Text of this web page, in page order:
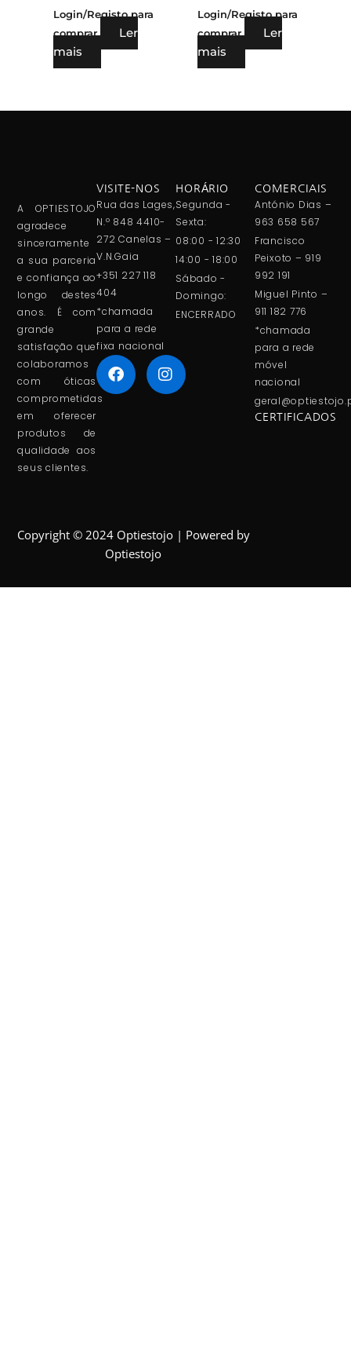
Login/Registo para
comprar
Ler
mais
Login/Registo para
comprar
Ler
mais
A OPTIESTOJO
agradece
sinceramente
a sua parceria
e confiança ao
longo destes
anos. É com
grande
satisfação que
colaboramos
com óticas
comprometidas
em oferecer
produtos de
qualidade aos
seus clientes.
VISITE-NOS
Rua das Lages,
N.º 848 4410-
272 Canelas –
V.N.Gaia
+351 227 118
404
*chamada
para a rede
fixa nacional
HORÁRIO
Segunda -
Sexta:
08:00 - 12:30
14:00 - 18:00
Sábado -
Domingo:
ENCERRADO
COMERCIAIS
António Dias –
963 658 567
Francisco
Peixoto – 919
992 191
Miguel Pinto –
911 182 776
*chamada
para a rede
móvel
nacional
CERTIFICADOS
Copyright © 2024 Optiestojo | Powered by
Optiestojo